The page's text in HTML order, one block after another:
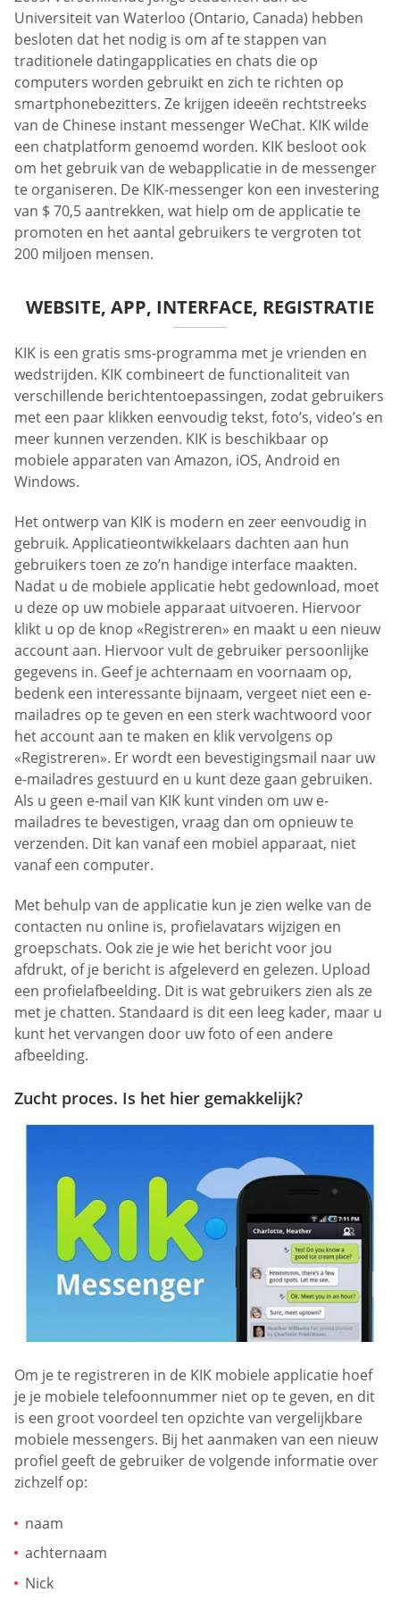
Universiteit van Waterloo (Ontario, Canada) hebben
besloten dat het nodig is om af te stappen van
traditionele datingapplicaties en chats die op
computers worden gebruikt en zich te richten op
smartphonebezitters. Ze krijgen ideeën rechtstreeks
van de Chinese instant messenger WeChat. KIK wilde
een chatplatform genoemd worden. KIK besloot ook
om het gebruik van de webapplicatie in de messenger
te organiseren. De KIK-messenger kon een investering
van $ 70,5 aantrekken, wat hielp om de applicatie te
promoten en het aantal gebruikers te vergroten tot
200 miljoen mensen.
WEBSITE, APP, INTERFACE, REGISTRATIE
KIK is een gratis sms-programma met je vrienden en
wedstrijden. KIK combineert de functionaliteit van
verschillende berichtentoepassingen, zodat gebruikers
met een paar klikken eenvoudig tekst, foto’s, video’s en
meer kunnen verzenden. KIK is beschikbaar op
mobiele apparaten van Amazon, iOS, Android en
Windows.
Het ontwerp van KIK is modern en zeer eenvoudig in
gebruik. Applicatieontwikkelaars dachten aan hun
gebruikers toen ze zo’n handige interface maakten.
Nadat u de mobiele applicatie hebt gedownload, moet
u deze op uw mobiele apparaat uitvoeren. Hiervoor
klikt u op de knop «Registreren» en maakt u een nieuw
account aan. Hiervoor vult de gebruiker persoonlijke
gegevens in. Geef je achternaam en voornaam op,
bedenk een interessante bijnaam, vergeet niet een e-
mailadres op te geven en een sterk wachtwoord voor
het account aan te maken en klik vervolgens op
«Registreren». Er wordt een bevestigingsmail naar uw
e-mailadres gestuurd en u kunt deze gaan gebruiken.
Als u geen e-mail van KIK kunt vinden om uw e-
mailadres te bevestigen, vraag dan om opnieuw te
verzenden. Dit kan vanaf een mobiel apparaat, niet
vanaf een computer.
Met behulp van de applicatie kun je zien welke van de
contacten nu online is, profielavatars wijzigen en
groepschats. Ook zie je wie het bericht voor jou
afdrukt, of je bericht is afgeleverd en gelezen. Upload
een profielafbeelding. Dit is wat gebruikers zien als ze
met je chatten. Standaard is dit een leeg kader, maar u
kunt het vervangen door uw foto of een andere
afbeelding.
Zucht proces. Is het hier gemakkelijk?
Om je te registreren in de KIK mobiele applicatie hoef
je je mobiele telefoonnummer niet op te geven, en dit
is een groot voordeel ten opzichte van vergelijkbare
mobiele messengers. Bij het aanmaken van een nieuw
profiel geeft de gebruiker de volgende informatie over
zichzelf op:
naam
achternaam
Nick